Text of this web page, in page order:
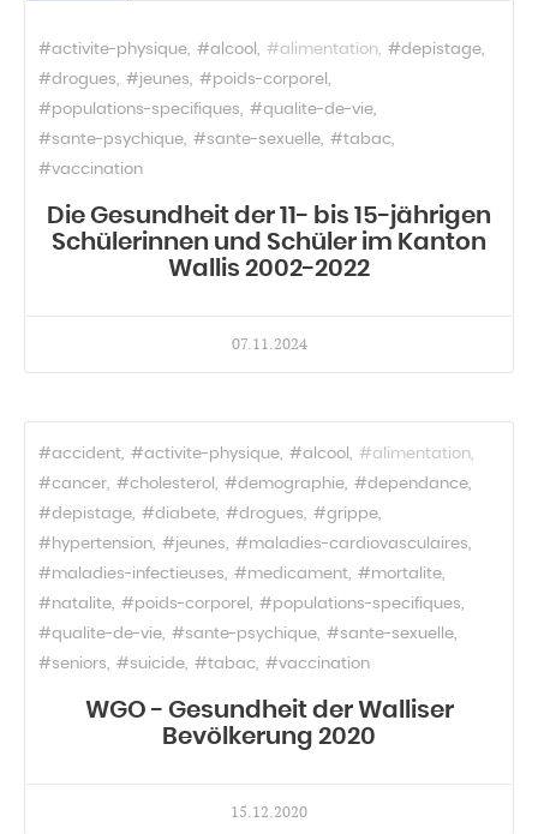
#activite-physique #alcool #alimentation
#depistage
#drogues
#jeunes
#poids-corporel
#populations-specifiques
#qualite-de-vie
#sante-psychique
#sante-sexuelle
#tabac
#vaccination
Die Gesundheit der 11- bis 15-jährigen
Schülerinnen und Schüler im Kanton
Wallis 2002-2022
07.11.2024
#accident #activite-physique #alcool
#alimentation
#cancer
#cholesterol #demographie
#dependance
#depistage
#diabete #drogues
#grippe
#hypertension
#jeunes
#maladies-cardiovasculaires
#maladies-infectieuses
#medicament
#mortalite
#natalite
#poids-corporel
#populations-specifiques
#qualite-de-vie
#sante-psychique
#sante-sexuelle
#seniors
#suicide #tabac #vaccination
WGO - Gesundheit der Walliser
Bevölkerung 2020
15.12.2020